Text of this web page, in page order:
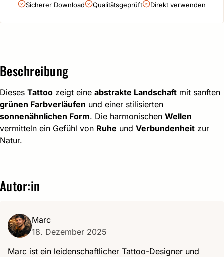
Sicherer Download Qualitätsgeprüft Direkt verwenden
Beschreibung
Dieses Tattoo zeigt eine abstrakte Landschaft mit sanften
grünen Farbverläufen und einer stilisierten
sonnenähnlichen Form. Die harmonischen Wellen
vermitteln ein Gefühl von Ruhe und Verbundenheit zur
Natur.
Autor:in
Marc
18. Dezember 2025
Marc ist ein leidenschaftlicher Tattoo-Designer und